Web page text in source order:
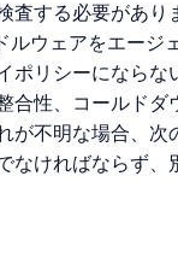
査する必要があり
ルウェアをエージ
ポリシーにならな
合性、コールドダ
が不明な場合、次
なければならず、